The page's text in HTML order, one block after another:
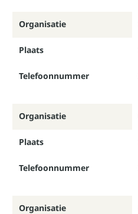
Organisatie
Plaats
Telefoonnummer
Organisatie
Plaats
Telefoonnummer
Organisatie